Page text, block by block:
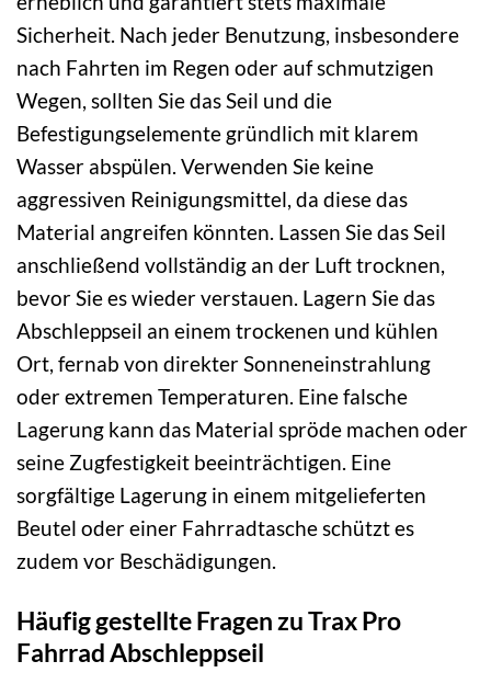
Sicherheit. Nach jeder Benutzung, insbesondere
nach Fahrten im Regen oder auf schmutzigen
Wegen, sollten Sie das Seil und die
Befestigungselemente gründlich mit klarem
Wasser abspülen. Verwenden Sie keine
aggressiven Reinigungsmittel, da diese das
Material angreifen könnten. Lassen Sie das Seil
anschließend vollständig an der Luft trocknen,
bevor Sie es wieder verstauen. Lagern Sie das
Abschleppseil an einem trockenen und kühlen
Ort, fernab von direkter Sonneneinstrahlung
oder extremen Temperaturen. Eine falsche
Lagerung kann das Material spröde machen oder
seine Zugfestigkeit beeinträchtigen. Eine
sorgfältige Lagerung in einem mitgelieferten
Beutel oder einer Fahrradtasche schützt es
zudem vor Beschädigungen.
Häufig gestellte Fragen zu Trax Pro
Fahrrad Abschleppseil